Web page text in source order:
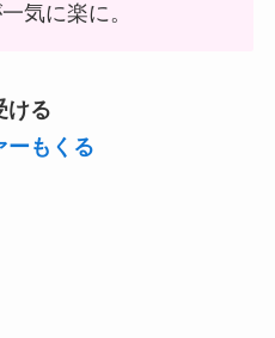
気に楽に。
ける
ーもくる